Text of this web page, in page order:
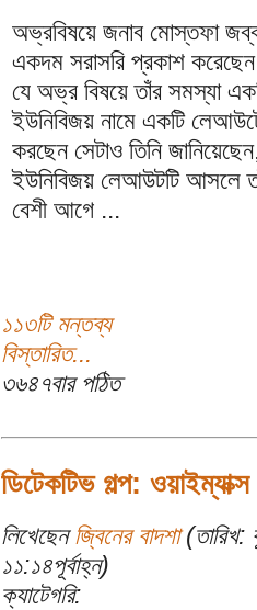
অভ্রবিষয়ে জনাব মোস্তফা
একদম সরাসরি প্রকাশ
যে অভ্র বিষয়ে তাঁর সমস্যা
ইউনিবিজয় নামে একটি
করছেন সেটাও তিনি
ইউনিবিজয় লেআউটটি আসলে
বেশী আগে ...
১১৩টি মন্তব্য
বিস্তারিত...
৩৬৪৭বার পঠিত
ডিটেকটিভ গল্প:
লিখেছেন জ্বিনের বাদশা(তারিখ:
১১:১৪পূর্বাহ্ন)
ক্যাটেগরি: